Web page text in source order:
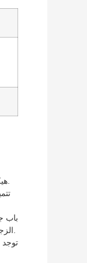
هيكل الإطار، سهل التجميع والتفكيك.
باب
توجد